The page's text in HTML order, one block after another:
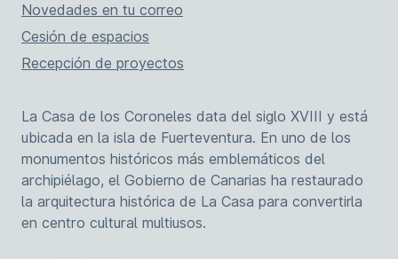
Novedades en tu correo
Cesión de espacios
Recepción de proyectos
La Casa de los Coroneles data del siglo XVIII y está
ubicada en la isla de Fuerteventura. En uno de los
monumentos históricos más emblemáticos del
archipiélago, el Gobierno de Canarias ha restaurado
la arquitectura histórica de La Casa para convertirla
en centro cultural multiusos.